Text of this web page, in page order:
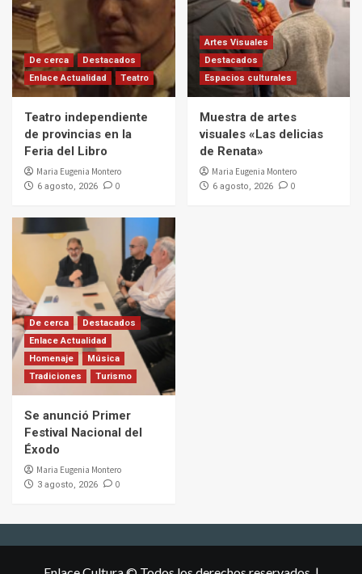
De cerca
Destacados
Enlace Actualidad
Teatro
Teatro independiente
de provincias en la
Feria del Libro
Maria Eugenia Montero
6 agosto, 2026 0
Artes Visuales
Destacados
Espacios culturales
Muestra de artes
visuales «Las delicias
de Renata»
Maria Eugenia Montero
6 agosto, 2026 0
De cerca
Destacados
Enlace Actualidad
Homenaje
Música
Tradiciones
Turismo
Se anunció Primer
Festival Nacional del
Éxodo
Maria Eugenia Montero
3 agosto, 2026 0